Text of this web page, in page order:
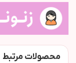
محصولات مرتبط